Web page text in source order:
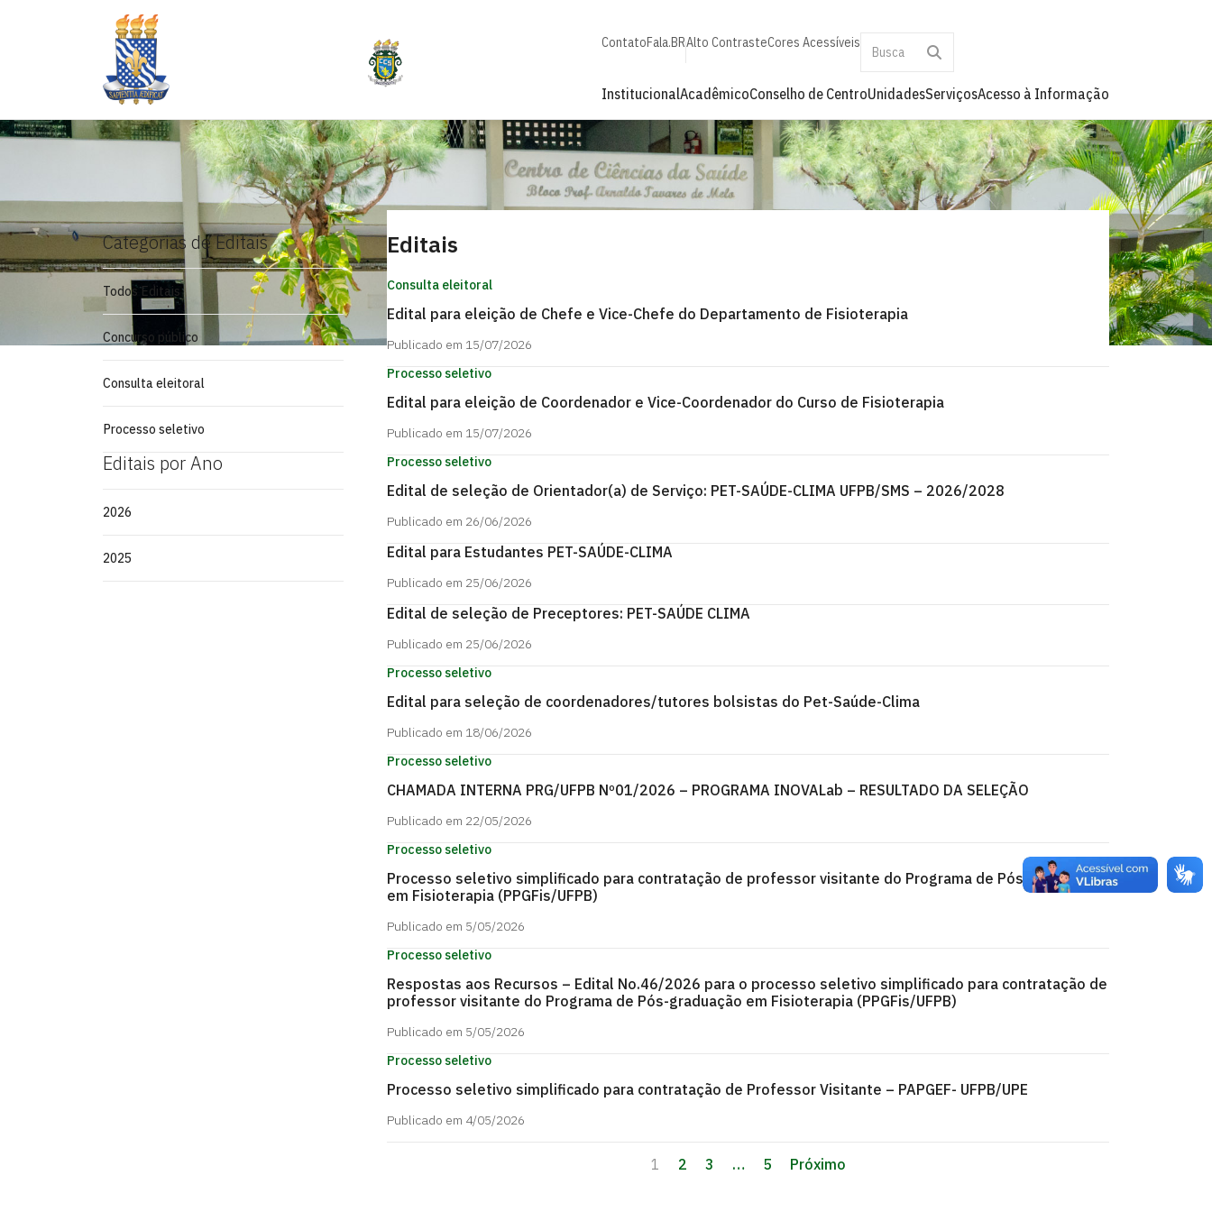
ContatoFala.BRAlto ContrasteCores Acessíveis
InstitucionalAcadêmicoConselho de CentroUnidadesServiçosAcesso à Informação
Categorias de Editais
Todos Editais
Concurso público
Consulta eleitoral
Processo seletivo
Editais por Ano
2026
2025
Editais
Consulta eleitoral
Edital para eleição de Chefe e Vice-Chefe do Departamento de Fisioterapia
Publicado em 15/07/2026
Processo seletivo
Edital para eleição de Coordenador e Vice-Coordenador do Curso de Fisioterapia
Publicado em 15/07/2026
Processo seletivo
Edital de seleção de Orientador(a) de Serviço: PET-SAÚDE-CLIMA UFPB/SMS – 2026/2028
Publicado em 26/06/2026
Edital para Estudantes PET-SAÚDE-CLIMA
Publicado em 25/06/2026
Edital de seleção de Preceptores: PET-SAÚDE CLIMA
Publicado em 25/06/2026
Processo seletivo
Edital para seleção de coordenadores/tutores bolsistas do Pet-Saúde-Clima
Publicado em 18/06/2026
Processo seletivo
CHAMADA INTERNA PRG/UFPB Nº01/2026 – PROGRAMA INOVALab – RESULTADO DA SELEÇÃO
Publicado em 22/05/2026
Processo seletivo
Processo seletivo simplificado para contratação de professor visitante do Programa de Pós-graduação
em Fisioterapia (PPGFis/UFPB)
Publicado em 5/05/2026
Processo seletivo
Respostas aos Recursos – Edital No.46/2026 para o processo seletivo simplificado para contratação de
professor visitante do Programa de Pós-graduação em Fisioterapia (PPGFis/UFPB)
Publicado em 5/05/2026
Processo seletivo
Processo seletivo simplificado para contratação de Professor Visitante – PAPGEF- UFPB/UPE
Publicado em 4/05/2026
1 2 3 … 5 Próximo